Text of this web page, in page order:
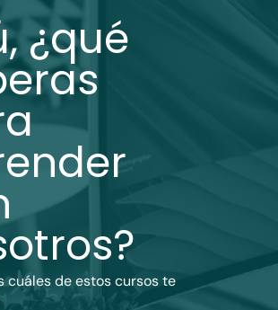
¿qué
cuáles de estos cursos te